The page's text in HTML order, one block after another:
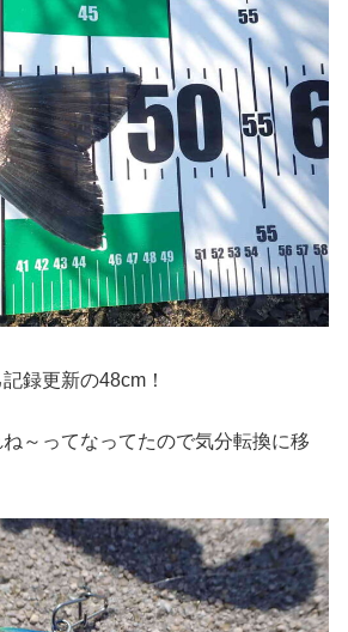
録更新の48cm！
～ってなってたので気分転換に移